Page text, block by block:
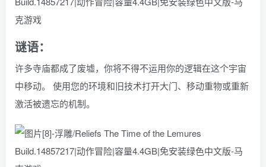
谜语：
许多寺庙都成了废墟，你将不得不运用你的逻辑在这个宇宙
中移动。 使用您的环境和旧技术打开大门、移动重物或重新
激活被遗忘的机制。